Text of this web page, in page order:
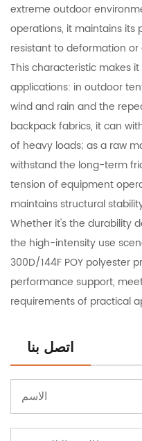
extreme outdoor
operations, it maintains its
resistant to deformation
This characteristic makes
applications: in outdoor
wind and rain and the
backpack fabrics, it can
of heavy loads; as a raw
withstand the long-term
tension of equipment
maintains structural
Whether it's the durability
the high-intensity use
300D/144F POY polyester
performance support,
requirements of practical
اتصل بنا